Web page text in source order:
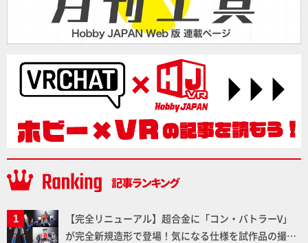
【完全リニューアル】超合金に「コン・バトラーV」
が完全新規造形で登場！気になる仕様を試作品の撮り